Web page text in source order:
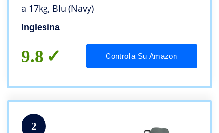
a 17kg, Blu (Navy)
Inglesina
9.8 Controlla Su Amazon
2